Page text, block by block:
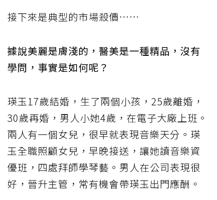
接下來是典型的市場殺價……
據說美麗是膚淺的，醫美是一種精品，沒有
學問，事實是如何呢？
瑛玉17歲結婚，生了兩個小孩，25歲離婚，
30歲再婚，男人小她4歲，在電子大廠上班。
兩人有一個女兒，很早就表現音樂天分。瑛
玉全職照顧女兒，早晚接送，讓她讀音樂資
優班，四處拜師學琴藝。男人在公司表現很
好，晉升主管，常有機會帶瑛玉出門應酬。